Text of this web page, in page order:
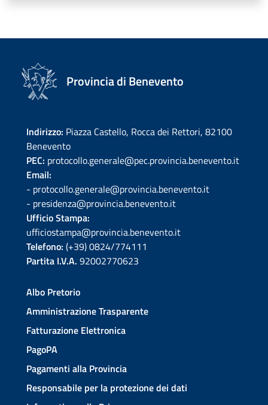
Provincia di Benevento
Indirizzo: Piazza Castello, Rocca dei Rettori, 82100
Benevento
PEC: protocollo.generale@pec.provincia.benevento.it
Email:
- protocollo.generale@provincia.benevento.it
- presidenza@provincia.benevento.it
Ufficio Stampa:
ufficiostampa@provincia.benevento.it
Telefono: (+39) 0824/774111
Partita I.V.A. 92002770623
Albo Pretorio
Amministrazione Trasparente
Fatturazione Elettronica
PagoPA
Pagamenti alla Provincia
Responsabile per la protezione dei dati